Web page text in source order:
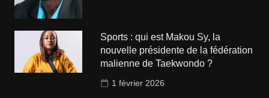
Sports : qui est Makou Sy, la
nouvelle présidente de la fédération
malienne de Taekwondo ?
1 février 2026